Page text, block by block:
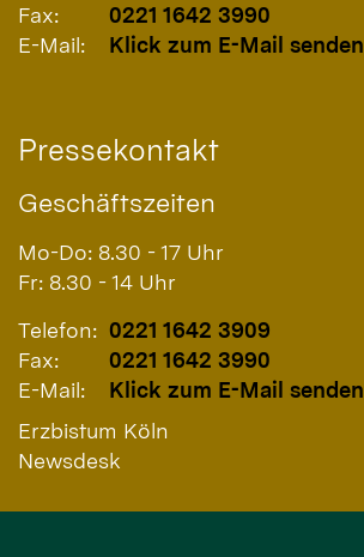
Fax:
0221 1642 3990
E-Mail:
Klick zum E-Mail senden
Pressekontakt
Geschäftszeiten
Mo-Do: 8.30 - 17 Uhr
Fr: 8.30 - 14 Uhr
Telefon: 0221 1642 3909
Fax:
0221 1642 3990
E-Mail:
Klick zum E-Mail senden
Erzbistum Köln
Newsdesk